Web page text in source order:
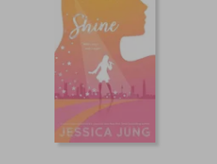
55%
dcto. S/ 149,99